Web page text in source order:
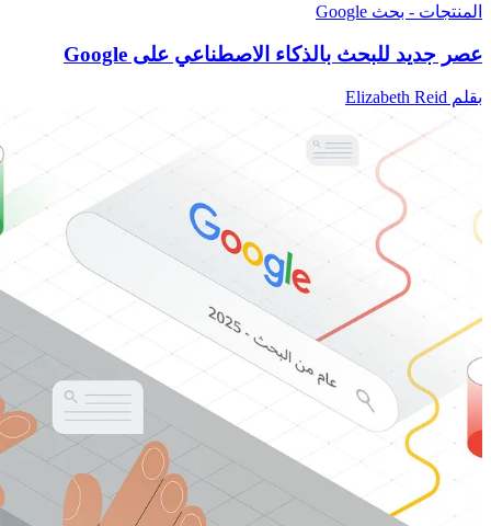
المنتجات - بحث Google
عصر جديد للبحث بالذكاء الاصطناعي على Google
بقلم Elizabeth Reid